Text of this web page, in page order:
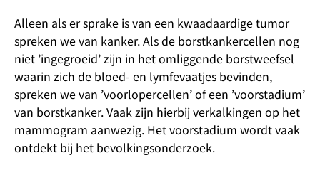
Alleen als er sprake is van een kwaadaardige tumor
spreken we van kanker. Als de borstkankercellen nog
niet ’ingegroeid’ zijn in het omliggende borstweefsel
waarin zich de bloed- en lymfevaatjes bevinden,
spreken we van ’voorlopercellen’ of een ’voorstadium’
van borstkanker. Vaak zijn hierbij verkalkingen op het
mammogram aanwezig. Het voorstadium wordt vaak
ontdekt bij het bevolkingsonderzoek.